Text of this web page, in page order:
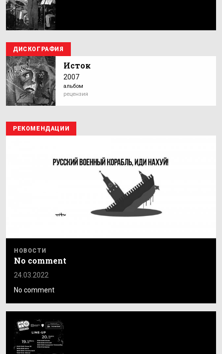
ДИСКОГРАФИЯ
Исток
2007
альбом
рецензия
РЕКОМЕНДАЦИИ
НОВОСТИ
No comment
24.03.2022
No comment